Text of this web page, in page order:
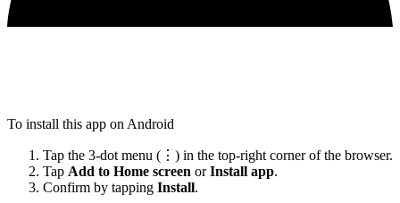
To install this app on Android
Tap the 3-dot menu (⋮) in the top-right corner of the browser.
Tap Add to Home screen orInstall app.
Confirm by tapping Install.